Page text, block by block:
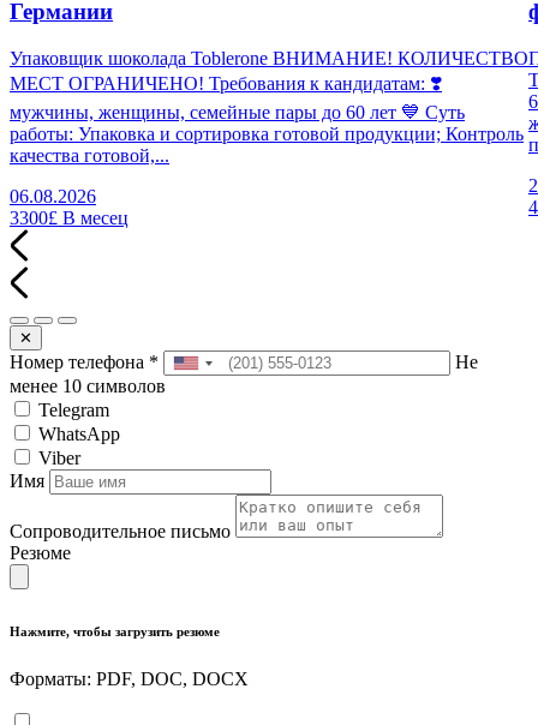
Германии
Упаковщик шоколада Toblerone ВНИМАНИЕ! КОЛИЧЕСТВО
МЕСТ ОГРАНИЧЕНО! Требования к кандидатам: ❣️
мужчины, женщины, семейные пары до 60 лет 💙 Суть
работы: Упаковка и сортировка готовой продукции; Контроль
качества готовой,...
06.08.2026
3300£ В месец
✕
Номер телефона *
Не
менее 10 символов
Telegram
WhatsApp
Viber
Имя
Сопроводительное письмо
Резюме
Нажмите, чтобы загрузить резюме
Форматы: PDF, DOC, DOCX